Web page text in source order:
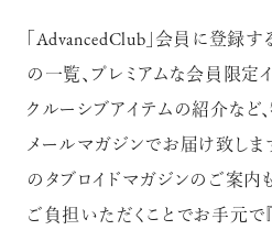
「AdvancedClub」会員に登録す
の一覧、プレミアムな会員限定
クルーシブアイテムの紹介など
メールマガジンでお届け致します
のタブロイドマガジンのご案内
ご負担いただくことでお手元で